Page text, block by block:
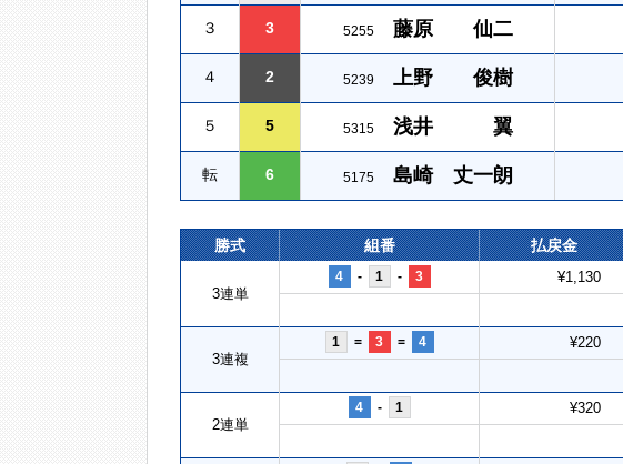
３ 3 5255 藤原 仙二
４ 2 5239 上野 俊樹
５ 5 5315 浅井 翼
転 6 5175 島崎 丈一朗
勝式 組番 払戻金
3連単
4 - 1 - 3 ¥1,130
3連複
1 = 3 = 4 ¥220
2連単
4 - 1 ¥320